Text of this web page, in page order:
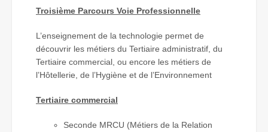
Troisième Parcours Voie Professionnelle
L’enseignement de la technologie permet de
découvrir les métiers du Tertiaire administratif, du
Tertiaire commercial, ou encore les métiers de
l’Hôtellerie, de l’Hygiène et de l’Environnement
Tertiaire commercial
Seconde MRCU (Métiers de la Relation